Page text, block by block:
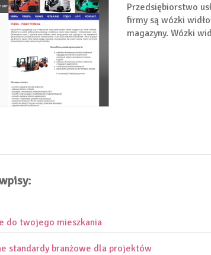
Przedsiębiorstwo
firmy są wózki
magazyny. Wózki
do twojego mieszkania
standardy branżowe dla projektów